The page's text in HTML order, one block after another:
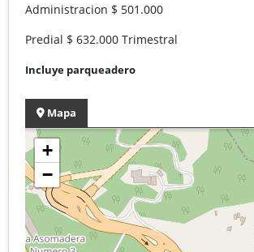
Administracion $ 501.000
Predial $ 632.000 Trimestral
Incluye parqueadero
Mapa
+
−